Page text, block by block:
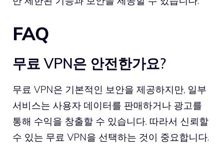
FAQ
무료 VPN은 안전한가요?
무료 VPN은 기본적인 보안을 제공하지만, 일부
서비스는 사용자 데이터를 판매하거나 광고를
통해 수익을 창출할 수 있습니다. 따라서 신뢰할
수 있는 무료 VPN을 선택하는 것이 중요합니다.